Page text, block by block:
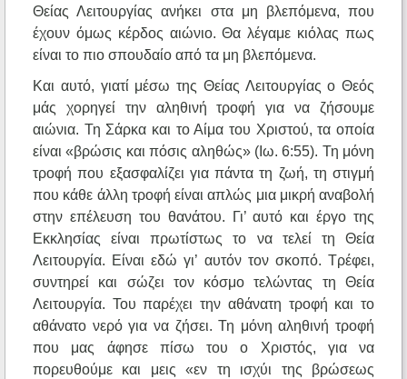
Θείας Λειτουργίας ανήκει στα μη βλεπόμενα, που
έχουν όμως κέρδος αιώνιο. Θα λέγαμε κιόλας πως
είναι το πιο σπουδαίο από τα μη βλεπόμενα.
Και αυτό, γιατί μέσω της Θείας Λειτουργίας ο Θεός
μάς χορηγεί την αληθινή τροφή για να ζήσουμε
αιώνια. Τη Σάρκα και το Αίμα του Χριστού, τα οποία
είναι «βρώσις και πόσις αληθώς» (Ιω. 6:55). Τη μόνη
τροφή που εξασφαλίζει για πάντα τη ζωή, τη στιγμή
που κάθε άλλη τροφή είναι απλώς μια μικρή αναβολή
στην επέλευση του θανάτου. Γι’ αυτό και έργο της
Εκκλησίας είναι πρωτίστως το να τελεί τη Θεία
Λειτουργία. Είναι εδώ γι’ αυτόν τον σκοπό. Τρέφει,
συντηρεί και σώζει τον κόσμο τελώντας τη Θεία
Λειτουργία. Του παρέχει την αθάνατη τροφή και το
αθάνατο νερό για να ζήσει. Τη μόνη αληθινή τροφή
που μας άφησε πίσω του ο Χριστός, για να
πορευθούμε και μεις «εν τη ισχύι της βρώσεως